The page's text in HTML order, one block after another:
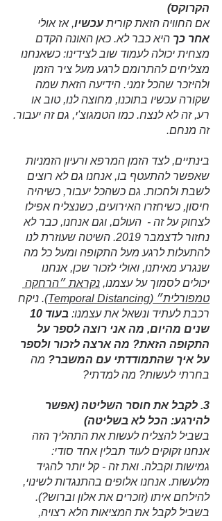
הקרוקס)
אם החוויה הזאת קורית עכשיו, אז אולי
אחר כך היא כבר לא. כאן האונה הקדם
מצחית יכולה לעמוד שוב לצידינו: כשאנחנו
מצליחים להתרומם לרגע מעל ציר הזמן
ולהיזכר שהכל זמני. הידיעה הזאת שמה
שקורה עכשיו בתוכנו, מחוצה לנו, טוב או
רע, זה לא לנצח. כמו הטמגוצ'י, גם זה יעבור.
זה מנחם.
בינתיים, לצד הזמן המרפא ורעיון הזמניות
שאפשר להתעטף בו, אנחנו גם לא רוצים
לשבת ולחכות. גם כשהכל יעבור, כשיהיה
חיסון, כשיחזרו האירועים, כשנצליח אפילו
לצחוק על זה -  העולם, וגם אנחנו, כבר לא
נחזור לדצמבר 2019. השיטה שעוזרת לנו
להתעלות לרגע מעל התקופה ומעל כל מה
שנגרע מאיתנו, ואולי לזכור שכן, אנחנו
יכולים לסמוך על עצמנו, נקראת ״הרחקה
טמפורלית״ (Temporal Distancing)
. ניקח
רכבת לעתיד ונשאל את עצמנו:
שנים מהיום, מה אני רוצה לספר על
התקופה הזאת? מה ארצה לזכור ולספר
על איך שהתמודדתי עם המשבר? מה
בחרתי לעשות? מה למדתי?
3. לקבל את חוסר השליטה (אפשר
להירגע: הכל לא בשליטה)
בשביל להצליח לעשות את התהליך הזה
אנחנו זקוקים לעוד תבלין אחד סודי:
גמישות וקבלה. ואת זה - קל יותר להגיד
מלעשות. אנחנו אלופים בהתנגדות לשינוי,
להילחם איתו (זוכרים את אלון וברוש?).
בשביל לקבל את המציאות הלא רצויה,